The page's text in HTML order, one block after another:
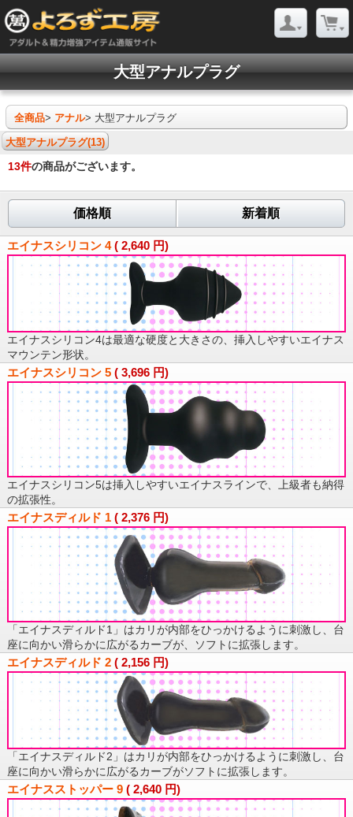
大型アナルプラグ
全商品> アナル> 大型アナルプラグ
大型アナルプラグ(13)
13件の商品がございます。
価格順 新着順
エイナスシリコン 4 ( 2,640 円)
エイナスシリコン4は最適な硬度と大きさの、挿入しやすいエイナス
マウンテン形状。
エイナスシリコン 5 ( 3,696 円)
エイナスシリコン5は挿入しやすいエイナスラインで、上級者も納得
の拡張性。
エイナスディルド 1 ( 2,376 円)
「エイナスディルド1」はカリが内部をひっかけるように刺激し、台
座に向かい滑らかに広がるカーブが、ソフトに拡張します。
エイナスディルド 2 ( 2,156 円)
「エイナスディルド2」はカリが内部をひっかけるように刺激し、台
座に向かい滑らかに広がるカーブがソフトに拡張します。
エイナスストッパー 9 ( 2,640 円)